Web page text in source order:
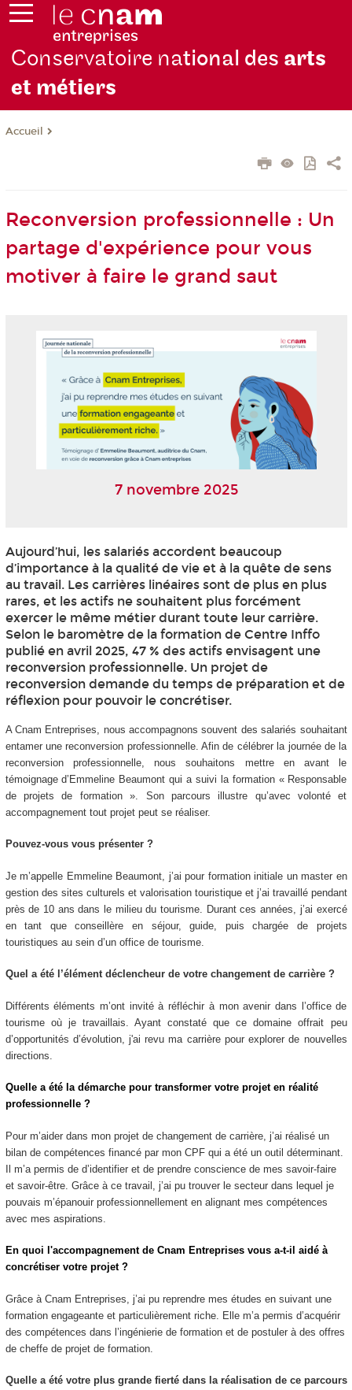
Conservatoire national des arts
et métiers
Accueil
Reconversion professionnelle : Un
partage d'expérience pour vous
motiver à faire le grand saut
7 novembre 2025
Aujourd’hui, les salariés accordent beaucoup
d’importance à la qualité de vie et à la quête de sens
au travail. Les carrières linéaires sont de plus en plus
rares, et les actifs ne souhaitent plus forcément
exercer le même métier durant toute leur carrière.
Selon le baromètre de la formation de Centre Inffo
publié en avril 2025, 47 % des actifs envisagent une
reconversion professionnelle. Un projet de
reconversion demande du temps de préparation et de
réflexion pour pouvoir le concrétiser.
A Cnam Entreprises, nous accompagnons souvent des salariés souhaitant
entamer une reconversion professionnelle. Afin de célébrer la journée de la
reconversion professionnelle, nous souhaitons mettre en avant le
témoignage d’Emmeline Beaumont qui a suivi la formation « Responsable
de projets de formation ». Son parcours illustre qu’avec volonté et
accompagnement tout projet peut se réaliser.
Pouvez-vous vous présenter ?
Je m’appelle Emmeline Beaumont, j’ai pour formation initiale un master en
gestion des sites culturels et valorisation touristique et j’ai travaillé pendant
près de 10 ans dans le milieu du tourisme. Durant ces années, j’ai exercé
en tant que conseillère en séjour, guide, puis chargée de projets
touristiques au sein d’un office de tourisme.
Quel a été l’élément déclencheur de votre changement de carrière ?
Différents éléments m’ont invité à réfléchir à mon avenir dans l’office de
tourisme où je travaillais. Ayant constaté que ce domaine offrait peu
d’opportunités d’évolution, j'ai revu ma carrière pour explorer de nouvelles
directions.
Quelle a été la démarche pour transformer votre projet en réalité
professionnelle ?
Pour m’aider dans mon projet de changement de carrière, j’ai réalisé un
bilan de compétences financé par mon CPF qui a été un outil déterminant.
Il m’a permis de d’identifier et de prendre conscience de mes savoir-faire
et savoir-être. Grâce à ce travail, j’ai pu trouver le secteur dans lequel je
pouvais m’épanouir professionnellement en alignant mes compétences
avec mes aspirations.
En quoi l'accompagnement de Cnam Entreprises vous a-t-il aidé à
concrétiser votre projet ?
Grâce à Cnam Entreprises, j’ai pu reprendre mes études en suivant une
formation engageante et particulièrement riche. Elle m’a permis d’acquérir
des compétences dans l’ingénierie de formation et de postuler à des offres
de cheffe de projet de formation.
Quelle a été votre plus grande fierté dans la réalisation de ce parcours